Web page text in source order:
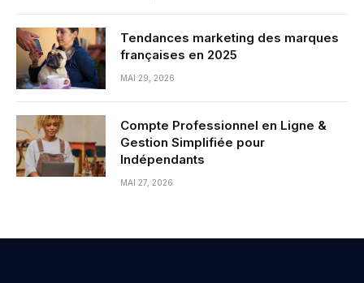
Tendances marketing des marques
françaises en 2025
MAI 29, 2026
Compte Professionnel en Ligne &
Gestion Simplifiée pour
Indépendants
MAI 27, 2026